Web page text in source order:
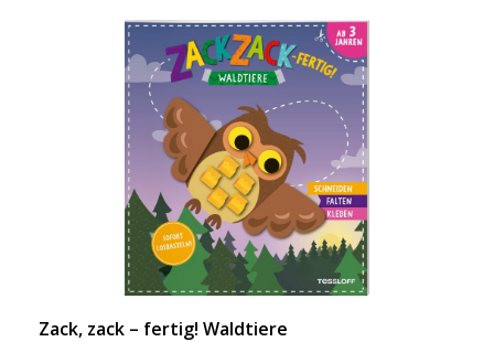
Zack, zack – fertig! Waldtiere